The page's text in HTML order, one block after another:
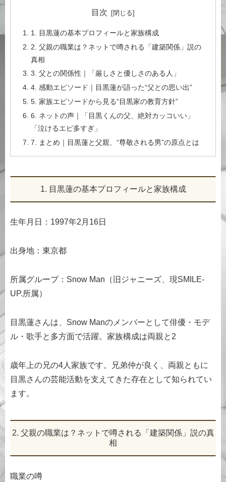
目次
1. 目黒蓮の基本プロフィールと家族構成
2. 父親の職業は？ネットで噂される「建築関係」説の
真相
3. 父との関係性｜「厳しさと優しさのある人」
4. 感動エピソード｜目黒蓮が語った“父との思い出”
5. 家族エピソードから見る“目黒家の教育方針”
6. ネットの声｜「目黒くんの父、絶対カッコいい」
「泣けるエピ多すぎ」
7. まとめ｜目黒蓮と父親、“尊敬される男”の原点とは
1. 目黒蓮の基本プロフィールと家族構成
生年月日：1997年2月16日
出身地：東京都
所属グループ：Snow Man（旧ジャニーズ、現SMILE-
UP.所属）
目黒蓮さんは、Snow Manのメンバーとして俳優・モデ
ル・歌手と多方面で活躍。家族構成は両親と2
歳年上の兄の4人家族です。兄弟仲が良く、両親ともに
目黒さんの芸能活動を支えてきた存在として知られてい
ます。
2. 父親の職業は？ネットで噂される「建築関係」説の真
相
職業の噂